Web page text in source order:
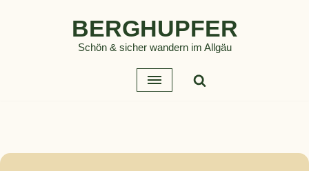
BERGHUPFER
Schön & sicher wandern im Allgäu